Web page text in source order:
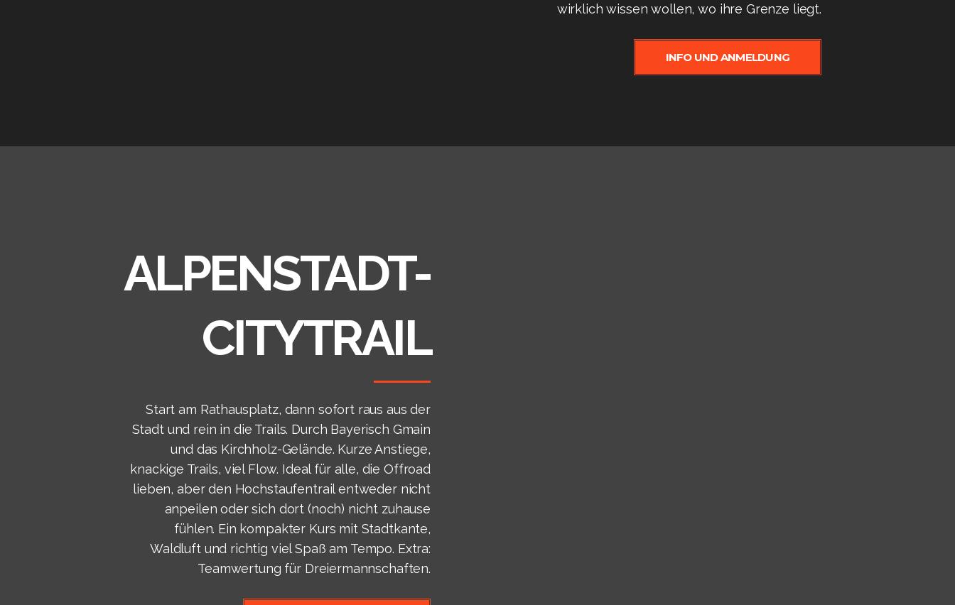
wirklich wissen wollen, wo ihre Grenze liegt.
INFO UND ANMELDUNG
ALPENSTADT-
CITYTRAIL
Start am Rathausplatz, dann sofort raus aus der
Stadt und rein in die Trails. Durch Bayerisch Gmain
und das Kirchholz-Gelände. Kurze Anstiege,
knackige Trails, viel Flow. Ideal für alle, die Offroad
lieben, aber den Hochstaufentrail entweder nicht
anpeilen oder sich dort (noch) nicht zuhause
fühlen. Ein kompakter Kurs mit Stadtkante,
Waldluft und richtig viel Spaß am Tempo. Extra:
Teamwertung für Dreiermannschaften.